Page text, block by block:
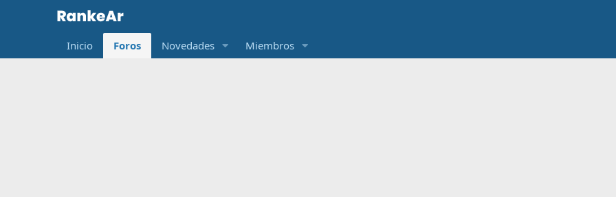
Inicio Foros Novedades Miembros